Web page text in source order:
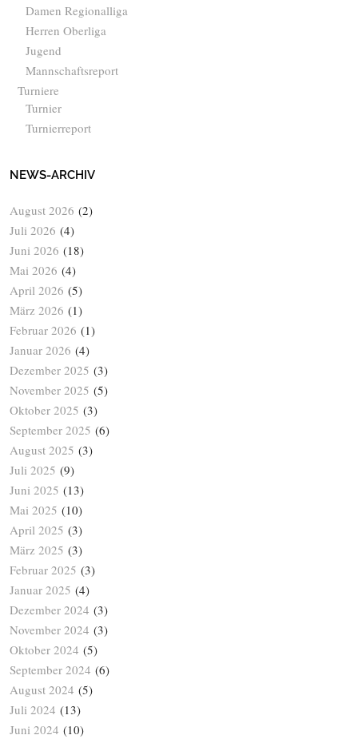
Damen Regionalliga
Herren Oberliga
Jugend
Mannschaftsreport
Turniere
Turnier
Turnierreport
NEWS-ARCHIV
August 2026 (2)
Juli 2026 (4)
Juni 2026 (18)
Mai 2026 (4)
April 2026 (5)
März 2026 (1)
Februar 2026 (1)
Januar 2026 (4)
Dezember 2025 (3)
November 2025 (5)
Oktober 2025 (3)
September 2025 (6)
August 2025 (3)
Juli 2025 (9)
Juni 2025 (13)
Mai 2025 (10)
April 2025 (3)
März 2025 (3)
Februar 2025 (3)
Januar 2025 (4)
Dezember 2024 (3)
November 2024 (3)
Oktober 2024 (5)
September 2024 (6)
August 2024 (5)
Juli 2024 (13)
Juni 2024 (10)